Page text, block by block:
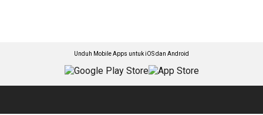
Unduh Mobile Apps untuk iOS dan Android